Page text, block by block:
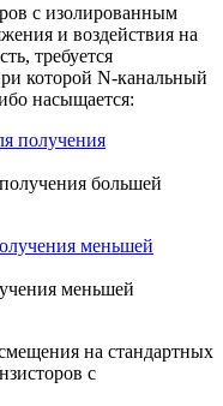
с изолированным
и воздействия на
требуется
которой N-канальный
насыщается:
большей
меньшей
на стандартных
с